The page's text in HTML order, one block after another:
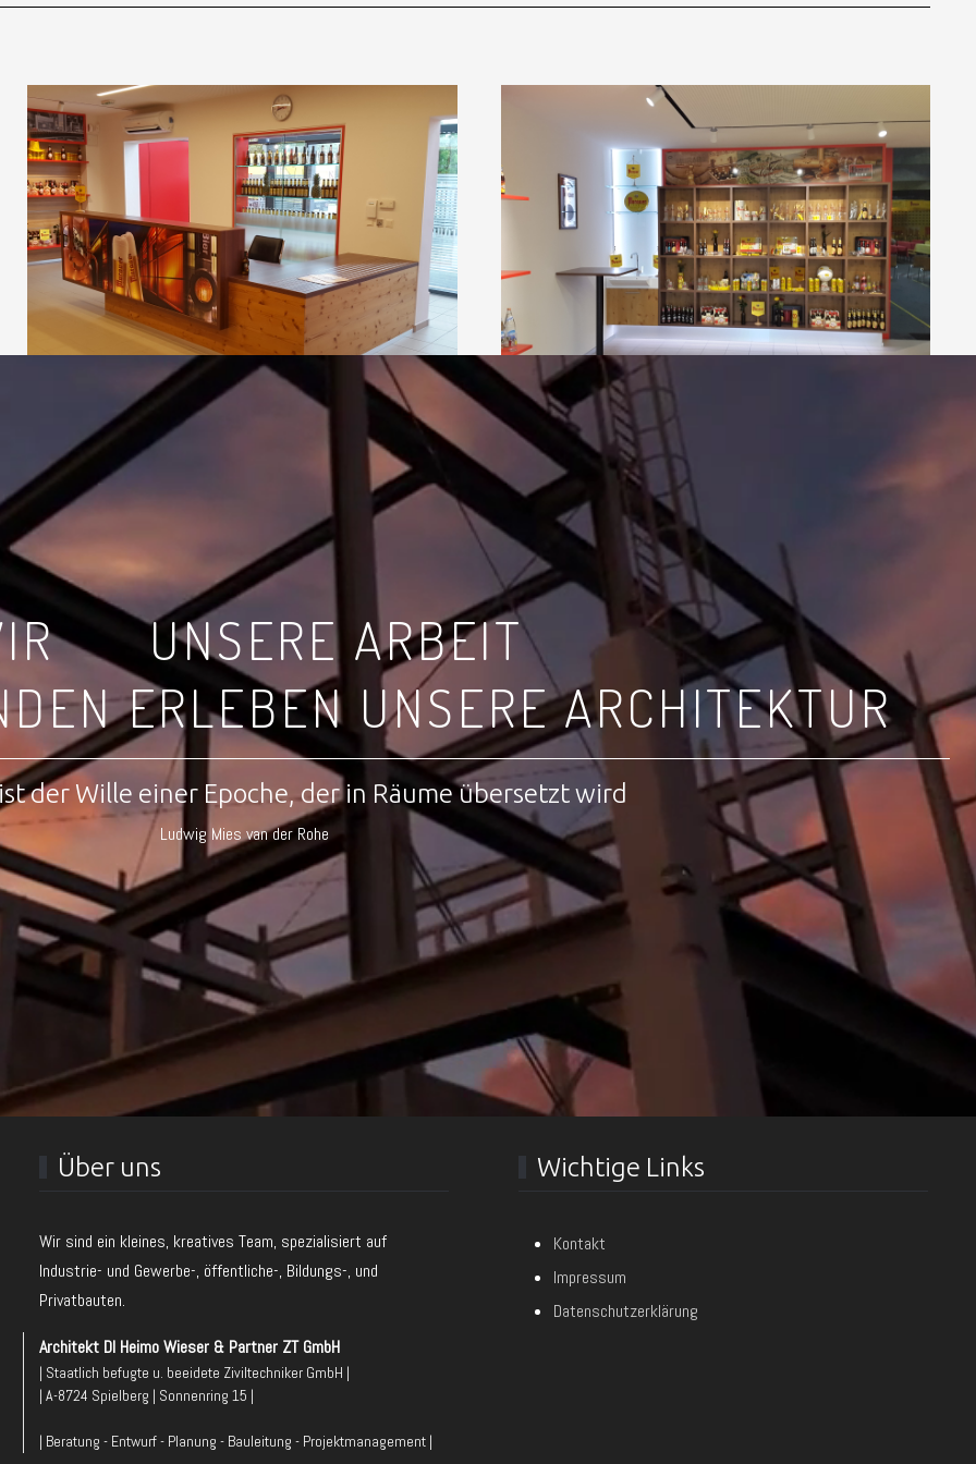
UNSERE ARBEIT
ERLEBEN UNSERE ARCHITEKTUR
der Wille einer Epoche, der in Räume übersetzt wird
Ludwig Mies van der Rohe
Über uns
Wir sind ein kleines, kreatives Team, spezialisiert auf
Industrie- und Gewerbe-, öffentliche-, Bildungs-, und
Privatbauten.
Architekt DI Heimo Wieser & Partner ZT GmbH
| Staatlich befugte u. beeidete Ziviltechniker GmbH |
| A-8724 Spielberg | Sonnenring 15 |
| Beratung - Entwurf - Planung - Bauleitung - Projektmanagement |
Wichtige Links
Kontakt
Impressum
Datenschutzerklärung